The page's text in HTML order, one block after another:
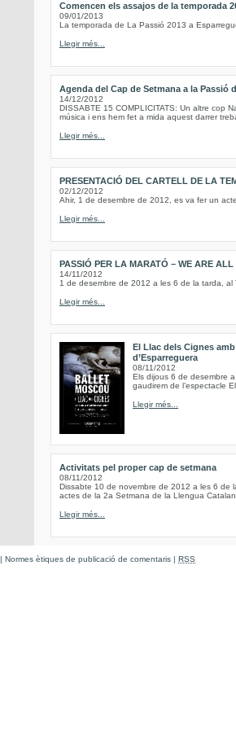
Comencen els assajos de la temporada
09/01/2013
La temporada de La Passió 2013 a
Llegir més...
Agenda del Cap de Setmana a la Passió
14/12/2012
DISSABTE 15 COMPLICITATS: Un altre cop
música i ens hem fet a mida aquest darrer
Llegir més...
PRESENTACIÓ DEL CARTELL DE LA
02/12/2012
Ahir, 1 de desembre de 2012, es va fer un
Llegir més...
PASSIÓ PER LA MARATÓ – WE ARE
14/11/2012
1 de desembre de 2012 a les 6 de la tarda, al
Llegir més...
El Llac dels Cignes
d’Esparreguera
08/11/2012
Els dijous 6 de desembre
gaudirem de l’espectacle
Llegir més...
Activitats pel proper cap de setmana
08/11/2012
Dissabte 10 de novembre de 2012 a les 6 de
actes de la 2a Setmana de la Llengua
Llegir més...
| Normes ètiques de publicació de comentaris | RSS